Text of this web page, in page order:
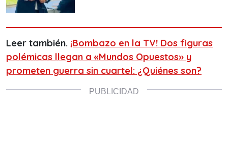
Leer también. ¡Bombazo en la TV! Dos figuras
polémicas llegan a «Mundos Opuestos» y
prometen guerra sin cuartel: ¿Quiénes son?